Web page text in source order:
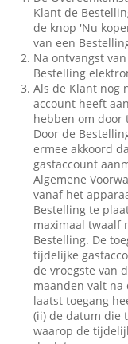
Klant de
de knop 'Nu
van een
Na ontvangst
Bestelling
Als de Klant nog
account heeft
hebben om door
Door de
ermee akkoord
gastaccount
Algemene
vanaf het
Bestelling te
maximaal twaalf
Bestelling. De
tijdelijke
de vroegste van
maanden valt
laatst toegang
(ii) de datum die
waarop de